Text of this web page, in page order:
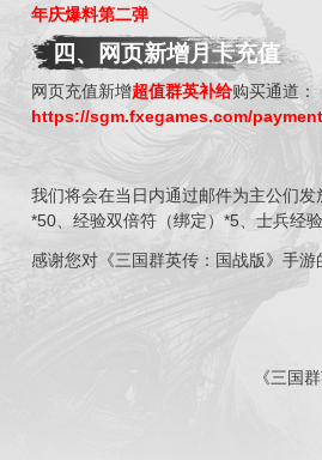
年庆爆料第二弹
四 、网页新增月卡充值
网页充值新增超值群英补给购买通道：
https://sgm.fxegames.com/
我们将会在当日内通过邮件为主公们
*50、经验双倍符（绑定）*5、士兵经
感谢您对《三国群英传：国战版》手游
《三国